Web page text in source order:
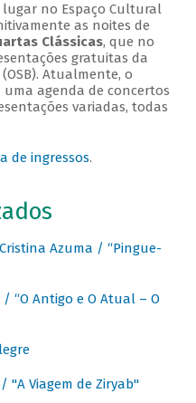
no Espaço Cultural
as noites de
Clássicas, que no
gratuitas da
Atualmente, o
agenda de concertos
variadas, todas
de ingressos.
Azuma / “Pingue-
“O Antigo e O Atual – O
"A Viagem de Ziryab"